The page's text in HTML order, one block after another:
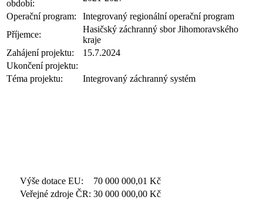
období:
Operační program:
Integrovaný regionální operační program
Příjemce:
Hasičský záchranný sbor Jihomoravského
kraje
Zahájení projektu:
15.7.2024
Ukončení projektu:
Téma projektu:
Integrovaný záchranný systém
Výše dotace EU: 70 000 000,01 Kč
Veřejné zdroje ČR: 30 000 000,00 Kč